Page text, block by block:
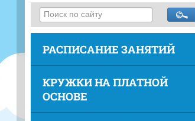
РАСПИСАНИЕ ЗАНЯТИЙ
КРУЖКИ НА ПЛАТНОЙ
ОСНОВЕ